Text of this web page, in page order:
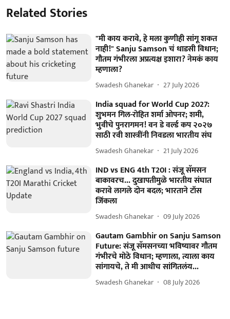
Related Stories
"मी काय करावे, हे मला कुणीही सांगू शकत
नाही!" Sanju Samson चं धाडसी विधान;
गौतम गंभीरला अप्रत्यक्ष इशारा? नेमकं काय
म्हणाला?
Swadesh Ghanekar 27 July 2026
India squad for World Cup 2027:
शुभमन गिल-रोहित शर्मा ओपनर; शमी,
भुवीचे पुनरागमन! वन डे वर्ल्ड कप २०२७
साठी रवी शास्त्रींनी निवडला भारतीय संघ
Swadesh Ghanekar 21 July 2026
IND vs ENG 4th T20I : संजू सॅमसन
बाकावरच... दुखापतीमुळे भारतीय संघात
करावे लागले दोन बदल; भारताने टॉस
जिंकला
Swadesh Ghanekar 09 July 2026
Gautam Gambhir on Sanju Samson
Future: संजू सॅमसनच्या भविष्यावर गौतम
गंभीरचे मोठे विधान; म्हणाला, त्याला काय
सांगायचे, ते मी आधीच सांगितलंय...
Swadesh Ghanekar 08 July 2026